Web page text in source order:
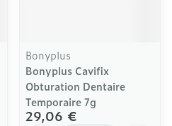
Bonyplus
Bonyplus Cavifix
Obturation Dentaire
Temporaire 7g
29,06 €